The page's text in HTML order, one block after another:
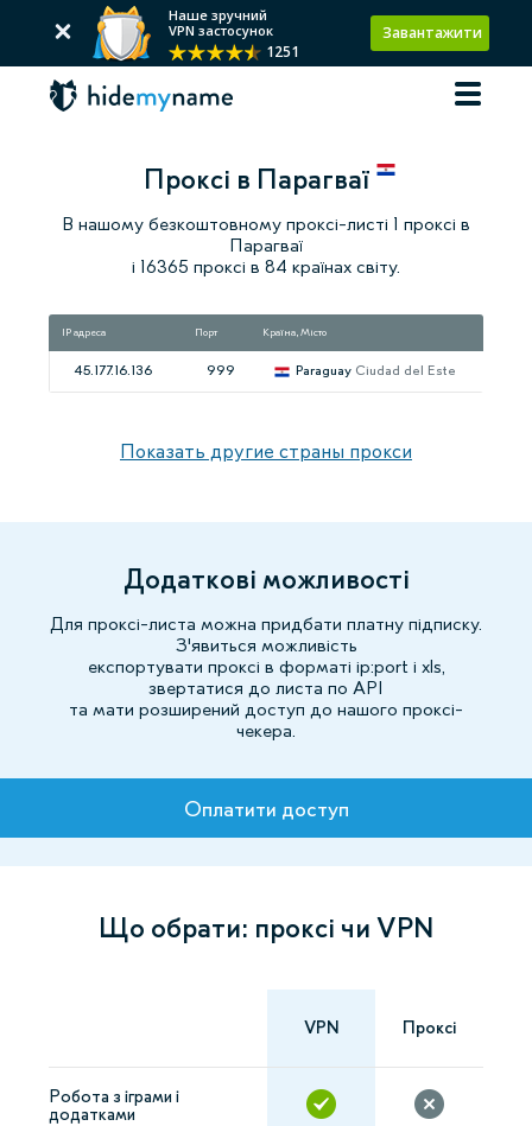
Наше зручний
VPN застосунок
1251
Завантажити
Проксі в Парагваї
В нашому безкоштовному проксі-листі 1 проксі в
Парагваї
і 16365 проксі в 84 країнах світу.
IP адреса Порт Країна, Місто
45.177.16.136 999 Paraguay Ciudad del Este
Показать другие страны прокси
Додаткові можливості
Для проксі-листа можна придбати платну підписку.
З'явиться можливість
експортувати проксі в форматі ip:port і xls,
звертатися до листа по API
та мати розширений доступ до нашого проксі-
чекера.
Тарифи
Що обрати: проксі чи VPN
VPN Проксі
Робота з іграми і
додатками
Оплатити доступ